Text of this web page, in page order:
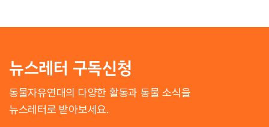
뉴스레터 구독신청
동물자유연대의 다양한 활동과 동물 소식을
뉴스레터로 받아보세요.